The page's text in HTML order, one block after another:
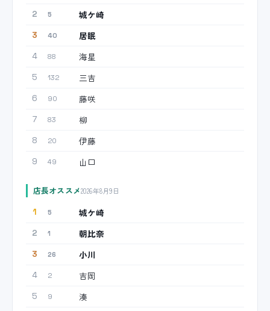
2 5 城ケ崎
3 40 居眠
4 88 海星
5 132 三吉
6 90 藤咲
7 83 柳
8 20 伊藤
9 49 山口
店長オススメ2026年8月9日
1 5 城ケ崎
2 1 朝比奈
3 26 小川
4 2 吉岡
5 9 湊